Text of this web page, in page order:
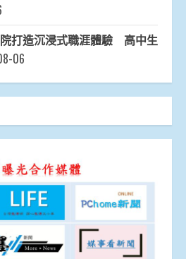
打造沉浸式職涯體驗 高中生
06